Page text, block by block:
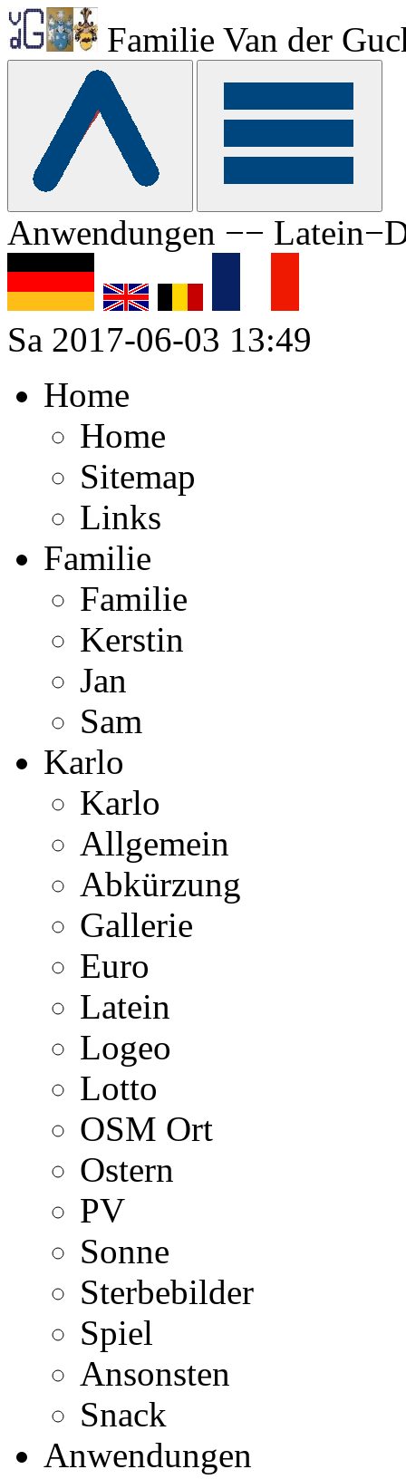
Familie Van der
Anwendungen −−
Sa 2017-06-03 13:49
Home
Home
Sitemap
Links
Familie
Familie
Kerstin
Jan
Sam
Karlo
Karlo
Allgemein
Abkürzung
Gallerie
Euro
Latein
Logeo
Lotto
OSM Ort
Ostern
PV
Sonne
Sterbebilder
Spiel
Ansonsten
Snack
Anwendungen